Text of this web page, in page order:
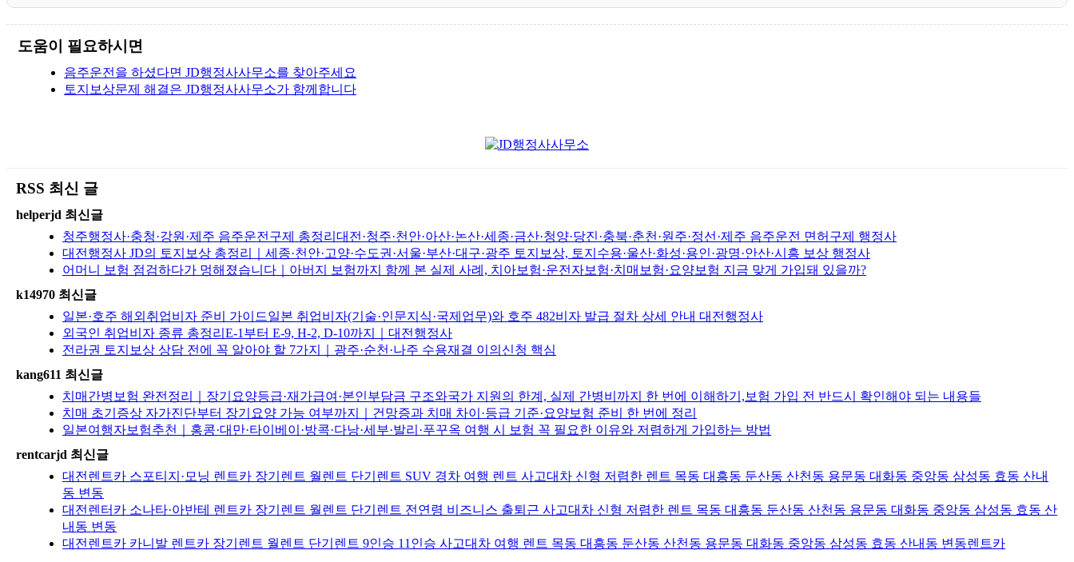
도움이 필요하시면
음주운전을 하셨다면 JD행정사사무소를 찾아주세요
토지보상문제 해결은 JD행정사사무소가 함께합니다
RSS 최신 글
helperjd 최신글
청주행정사·충청·강원·제주 음주운전구제 총정리대전·청주·천안·아산·논산·세종·금산·청양·당진·충북·춘천·원주·정선·제주 음주운전 면허구제 행정사
대전행정사 JD의 토지보상 총정리｜세종·천안·고양·수도권·서울·부산·대구·광주 토지보상, 토지수용·울산·화성·용인·광명·안산·시흥 보상 행정사
어머니 보험 점검하다가 멍해졌습니다｜아버지 보험까지 함께 본 실제 사례, 치아보험·운전자보험·치매보험·요양보험 지금 맞게 가입돼 있을까?
k14970 최신글
일본·호주 해외취업비자 준비 가이드일본 취업비자(기술·인문지식·국제업무)와 호주 482비자 발급 절차 상세 안내 대전행정사
외국인 취업비자 종류 총정리E-1부터 E-9, H-2, D-10까지｜대전행정사
전라권 토지보상 상담 전에 꼭 알아야 할 7가지｜광주·순천·나주 수용재결 이의신청 핵심
kang611 최신글
치매간병보험 완전정리｜장기요양등급·재가급여·본인부담금 구조와국가 지원의 한계, 실제 간병비까지 한 번에 이해하기,보험 가입 전 반드시 확인해야 되는 내용들
치매 초기증상 자가진단부터 장기요양 가능 여부까지｜건망증과 치매 차이·등급 기준·요양보험 준비 한 번에 정리
일본여행자보험추천｜홍콩·대만·타이베이·방콕·다낭·세부·발리·푸꾸옥 여행 시 보험 꼭 필요한 이유와 저렴하게 가입하는 방법
rentcarjd 최신글
대전렌트카 스포티지·모닝 렌트카 장기렌트 월렌트 단기렌트 SUV 경차 여행 렌트 사고대차 신형 저렴한 렌트 목동 대흥동 둔산동 산천동 용문동 대화동 중앙동 삼성동 효동 산내
동 변동
대전렌터카 소나타·아반테 렌트카 장기렌트 월렌트 단기렌트 전연령 비즈니스 출퇴근 사고대차 신형 저렴한 렌트 목동 대흥동 둔산동 산천동 용문동 대화동 중앙동 삼성동 효동 산
내동 변동
대전렌트카 카니발 렌트카 장기렌트 월렌트 단기렌트 9인승 11인승 사고대차 여행 렌트 목동 대흥동 둔산동 산천동 용문동 대화동 중앙동 삼성동 효동 산내동 변동렌트카